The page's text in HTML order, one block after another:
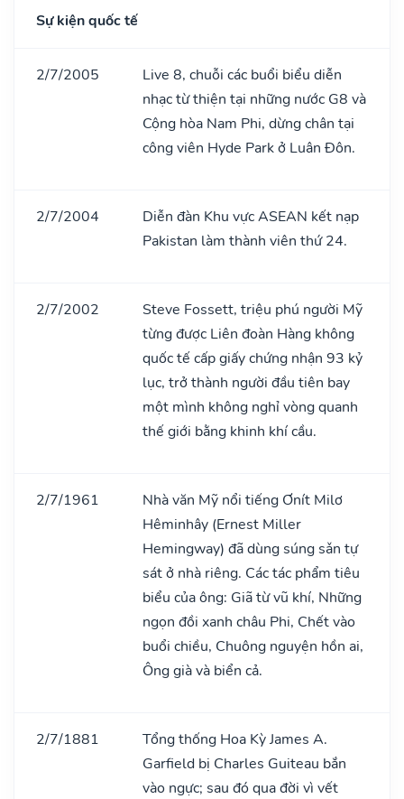
Sự kiện quốc tế
2/7/2005
Live 8, chuỗi các buổi biểu diễn
nhạc từ thiện tại những nước G8 và
Cộng hòa Nam Phi, dừng chân tại
công viên Hyde Park ở Luân Đôn.
2/7/2004
Diễn đàn Khu vực ASEAN kết nạp
Pakistan làm thành viên thứ 24.
2/7/2002
Steve Fossett, triệu phú người Mỹ
từng được Liên đoàn Hàng không
quốc tế cấp giấy chứng nhận 93 kỷ
lục, trở thành người đầu tiên bay
một mình không nghỉ vòng quanh
thế giới bằng khinh khí cầu.
2/7/1961
Nhà văn Mỹ nổi tiếng Ơnít Milơ
Hêminhây (Ernest Miller
Hemingway) đã dùng súng sǎn tự
sát ở nhà riêng. Các tác phẩm tiêu
biểu của ông: Giã từ vũ khí, Những
ngọn đồi xanh châu Phi, Chết vào
buổi chiều, Chuông nguyện hồn ai,
Ông già và biển cả.
2/7/1881
Tổng thống Hoa Kỳ James A.
Garfield bị Charles Guiteau bắn
vào ngực; sau đó qua đời vì vết